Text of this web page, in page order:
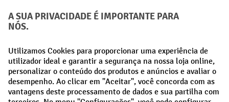
Métodos de pagamento
Creditcard (Master)Creditcard (Visa)Pré-pagamento
Redes sociais